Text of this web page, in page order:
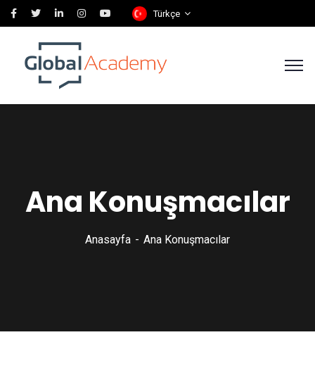
Türkçe
Ana Konuşmacılar
Anasayfa Ana Konuşmacılar